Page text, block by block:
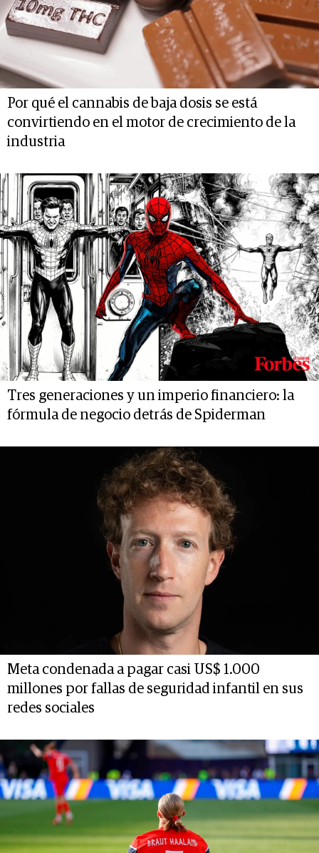
Por qué el cannabis de baja dosis se está
convirtiendo en el motor de crecimiento de la
industria
Tres generaciones y un imperio financiero: la
fórmula de negocio detrás de Spiderman
Meta condenada a pagar casi US$ 1.000
millones por fallas de seguridad infantil en sus
redes sociales